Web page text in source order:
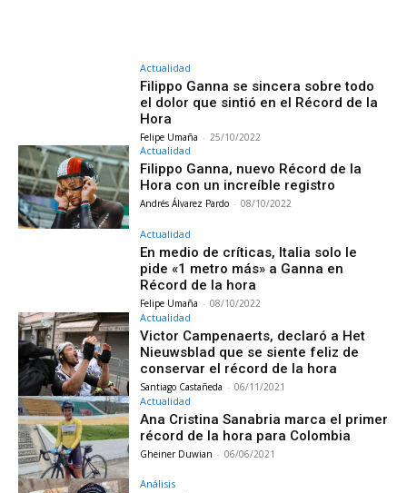
Actualidad
Filippo Ganna se sincera sobre todo
el dolor que sintió en el Récord de la
Hora
Felipe Umaña - 25/10/2022
Actualidad
Filippo Ganna, nuevo Récord de la
Hora con un increíble registro
Andrés Álvarez Pardo - 08/10/2022
Actualidad
En medio de críticas, Italia solo le
pide «1 metro más» a Ganna en
Récord de la hora
Felipe Umaña - 08/10/2022
Actualidad
Victor Campenaerts, declaró a Het
Nieuwsblad que se siente feliz de
conservar el récord de la hora
Santiago Castañeda - 06/11/2021
Actualidad
Ana Cristina Sanabria marca el primer
récord de la hora para Colombia
Gheiner Duwian - 06/06/2021
Análisis